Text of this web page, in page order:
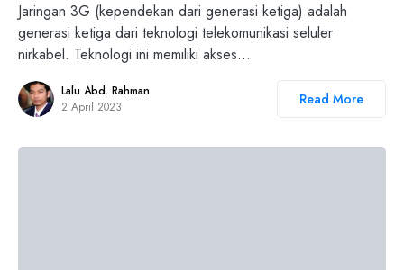
Jaringan 3G (kependekan dari generasi ketiga) adalah
generasi ketiga dari teknologi telekomunikasi seluler
nirkabel. Teknologi ini memiliki akses…
Lalu Abd. Rahman
2 April 2023
Read More